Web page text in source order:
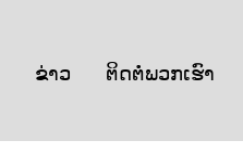
ຂ່າວ ຕິດຕໍ່ພວກເຮົາ